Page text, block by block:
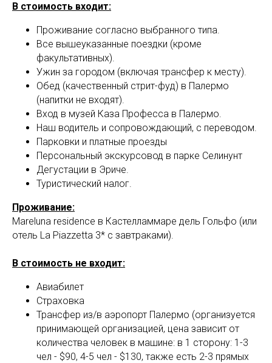
В стоимость входит:
Проживание согласно выбранногo типа.
Все вышеуказанные поездки (кроме
факультативных).
Ужин за городом (включая трансфер к месту).
Обед (качественный стрит-фуд) в Палермо
(напитки не входят).
Вход в музей Каза Професса в Палермо.
Наш водитель и сопровождающий, с переводом.
Парковки и платные проезды
Персональный экскурсовод в парке Селинунт
Дегустации в Эриче.
Туристический налог.
Проживание:
Mareluna residence в Кастелламмаре дель Гольфо (или
отель La Piazzetta 3* с завтраками).
В стоимость не входит:
Авиабилет
Страховка
Трансфер из/в аэропорт Палермо (организуется
принимающей организацией, цена зависит от
количества человек в машине: в 1 сторону: 1-3
чел - $90, 4-5 чел - $130, также есть 2-3 прямых